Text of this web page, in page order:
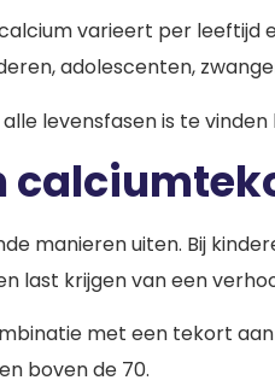
varieert per
adolescenten,
levensfasen is te vinden
manieren uiten. Bij
last krijgen van een
met een tekort
boven de 70.